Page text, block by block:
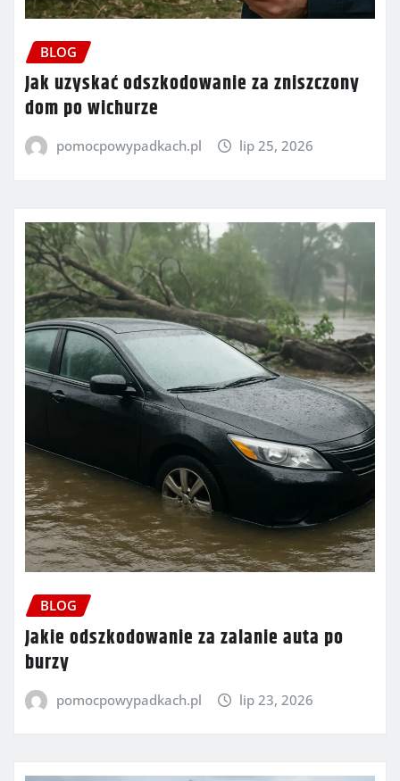
BLOG
Jak uzyskać odszkodowanie za zniszczony
dom po wichurze
pomocpowypadkach.pl lip 25, 2026
BLOG
Jakie odszkodowanie za zalanie auta po
burzy
pomocpowypadkach.pl lip 23, 2026